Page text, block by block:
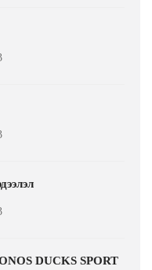
DUCKS SPORT